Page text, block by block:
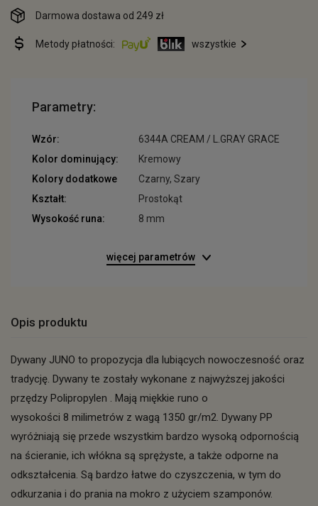
Darmowa dostawa od 249 zł
Metody płatności: wszystkie
Parametry:
Wzór:
6344A CREAM / L.GRAY GRACE
Kolor dominujący:
Kremowy
Kolory dodatkowe
Czarny, Szary
Kształt:
Prostokąt
Wysokość runa:
8 mm
więcej parametrów
Opis produktu
Dywany JUNO to propozycja dla lubiących nowoczesność oraz
tradycję. Dywany te zostały wykonane z najwyższej jakości
przędzy Polipropylen . Mają miękkie runo o
wysokości 8 milimetrów z wagą 1350 gr/m2. Dywany PP
wyróżniają się przede wszystkim bardzo wysoką odpornością
na ścieranie, ich włókna są sprężyste, a także odporne na
odkształcenia. Są bardzo łatwe do czyszczenia, w tym do
odkurzania i do prania na mokro z użyciem szamponów.